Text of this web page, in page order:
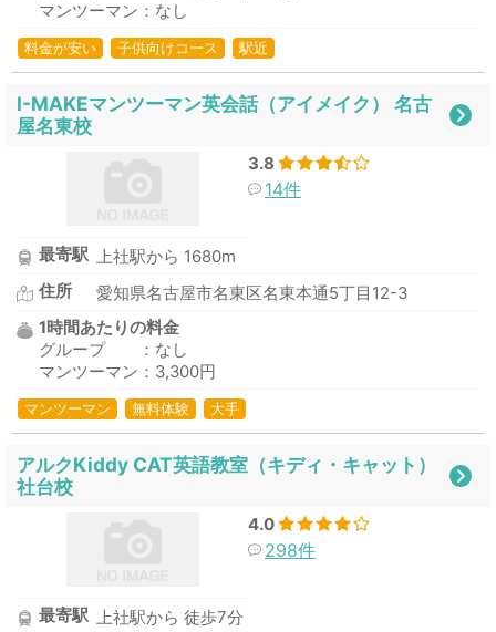
マンツーマン：なし
料金が安い 子供向けコース 駅近
I-MAKEマンツーマン英会話（アイメイク） 名古
屋名東校
3.8
14件
最寄駅 上社駅から 1680m
住所
愛知県名古屋市名東区名東本通5丁目12-3
1時間あたりの料金
グループ ：なし
マンツーマン：3,300円
マンツーマン 無料体験 大手
アルクKiddy CAT英語教室（キディ・キャット）
社台校
4.0
298件
最寄駅 上社駅から 徒歩7分